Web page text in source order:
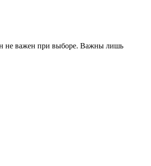
не важен при выборе. Важны лишь